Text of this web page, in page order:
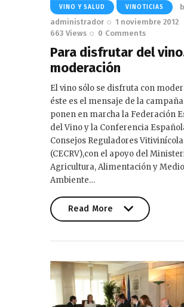
VINO Y SALUD VINOTICIAS
administrador
1 noviembre 2012
663 Views 0 Comments
Para disfrutar del
moderación
El vino sólo se disfruta con
éste es el mensaje de la campaña
ponen en marcha la Federación
del Vino y la Conferencia
Consejos Reguladores
(CECRV),con el apoyo del
Agricultura, Alimentación y Medio
Ambiente…
Read More